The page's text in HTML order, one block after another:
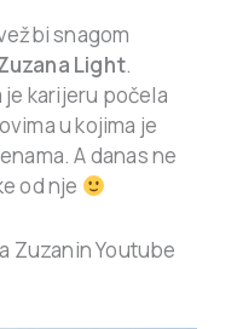
snagom
Light.
karijeru počela
u kojima je
A danas ne
od nje
Zuzanin Youtube